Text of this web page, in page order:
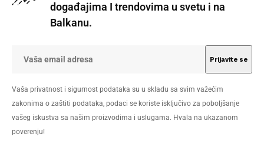
događajima I trendovima u svetu i na
Balkanu.
Vaša privatnost i sigurnost podataka su u skladu sa svim važećim
zakonima o zaštiti podataka, podaci se koriste isključivo za poboljšanje
vašeg iskustva sa našim proizvodima i uslugama. Hvala na ukazanom
poverenju!